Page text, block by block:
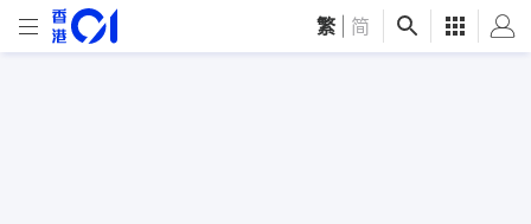
繁 简